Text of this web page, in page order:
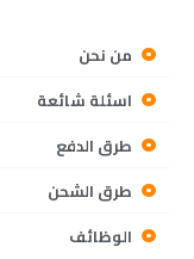
من نحن
اسئلة شائعة
طرق الدفع
طرق الشحن
الوظائف